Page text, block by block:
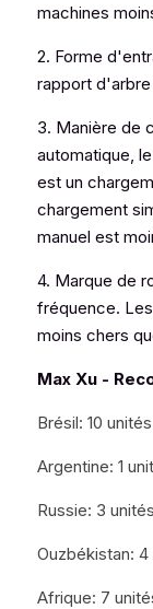
machines
2. Forme
rapport
3. Manière de
automatique,
est un
chargement
manuel est
4. Marque de
fréquence.
moins chers
Max Xu -
Brésil: 10 unités
Argentine: 1
Russie: 3 unités
Ouzbékistan: 4
Afrique: 7